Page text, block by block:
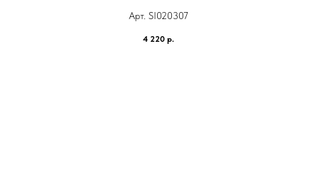
Арт. SI020307
4 220 р.